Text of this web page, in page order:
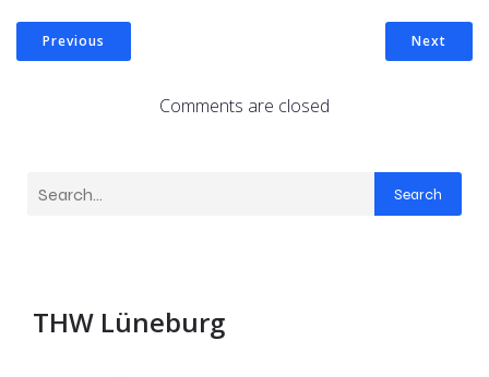
Previous Next
Comments are closed
Search
THW Lüneburg